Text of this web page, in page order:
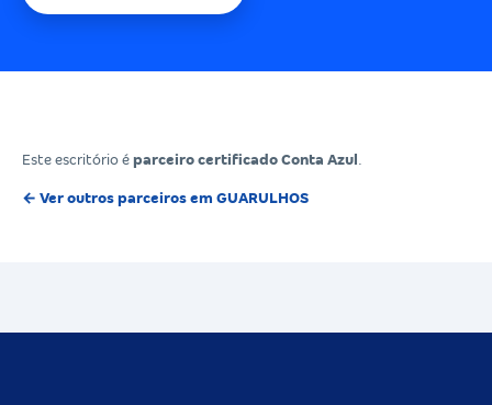
Este escritório é parceiro certificado Conta Azul
← Ver outros parceiros em GUARULHOS